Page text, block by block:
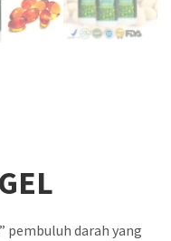
pembuluh darah yang